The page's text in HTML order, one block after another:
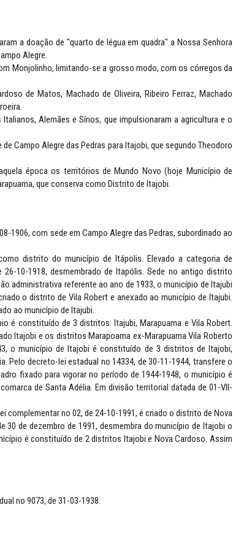
a doação de "quarto de légua em quadra" a Nossa Senhora
Alegre.
Monjolinho, limitando-se a grosso modo, com os córregos da
de Matos, Machado de Oliveira, Ribeiro Ferraz, Machado
Alemães e Sírios, que impulsionaram a agricultura e o
Campo Alegre das Pedras para Itajobi, que segundo Theodoro
época os territórios de Mundo Novo (hoje Município de
que conserva como Distrito de Itajobi.
1906, com sede em Campo Alegre das Pedras, subordinado ao
distrito do município de Itápolis. Elevado a categoria de
10-1918, desmembrado de Itapólis. Sede no antigo distrito
administrativa referente ao ano de 1933, o município de Itajubi
o distrito de Vila Robert e anexado ao município de Itajubi.
ao município de Itajubi.
é constituído de 3 distritos: Itajubi, Marapuama e Vila Robert.
Itajobi e os distritos Marapoama ex-Marapuama Vila Roberto
o município de Itajobi é constituído de 3 distritos de Itajobi,
Pelo decreto-lei estadual no 14334, de 30-11-1944, transfere o
fixado para vigorar no período de 1944-1948, o município é
de Santa Adélia. Em divisão territorial datada de 01-VII-
complementar no 02, de 24-10-1991, é criado o distrito de Nova
de dezembro de 1991, desmembra do município de Itajobi o
é constituído de 2 distritos Itajobi e Nova Cardoso. Assim
no 9073, de 31-03-1938.